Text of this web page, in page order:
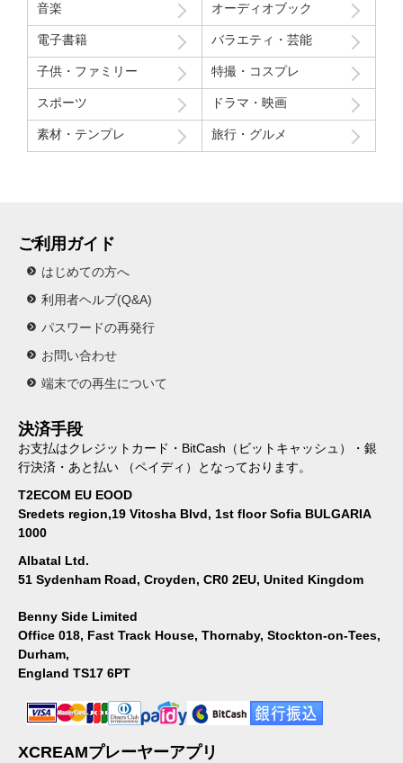
Route207さんいつも良い作品をありがとうございます！
初レビューですが、よく購入させて貰ってます！
音楽 オーディオブック
電子書籍 バラエティ・芸能
子供・ファミリー 特撮・コスプレ
スポーツ ドラマ・映画
素材・テンプレ 旅行・グルメ
ご利用ガイド
はじめての方へ
利用者ヘルプ(Q&A)
パスワードの再発行
お問い合わせ
端末での再生について
決済手段
お支払はクレジットカード・BitCash（ビットキャッシュ）・銀
行決済・あと払い （ペイディ）となっております。
T2ECOM EU EOOD
Sredets region,19 Vitosha Blvd, 1st floor Sofia BULGARIA
1000
Albatal Ltd.
51 Sydenham Road, Croyden, CR0 2EU, United Kingdom
Benny Side Limited
Office 018, Fast Track House, Thornaby, Stockton-on-Tees,
Durham,
England TS17 6PT
XCREAMプレーヤーアプリ